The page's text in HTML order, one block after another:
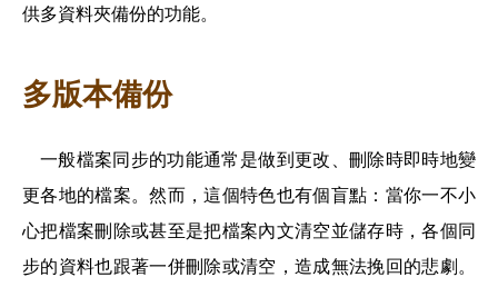
供多資料夾備份的功能。
多版本備份
一般檔案同步的功能通常是做到更改、刪除時即時地變
更各地的檔案。然而，這個特色也有個盲點：當你一不小
心把檔案刪除或甚至是把檔案內文清空並儲存時，各個同
步的資料也跟著一併刪除或清空，造成無法挽回的悲劇。